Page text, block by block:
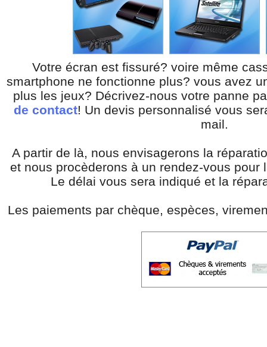
Votre écran est fissuré? voire même
smartphone ne fonctionne plus? vous avez
plus les jeux? Décrivez-nous votre panne
de contact! Un devis personnalisé vous
mail.
A partir de là, nous envisagerons la
et nous procèderons à un rendez-vous pour
Le délai vous sera indiqué et la
Les paiements par chèque, espèces,